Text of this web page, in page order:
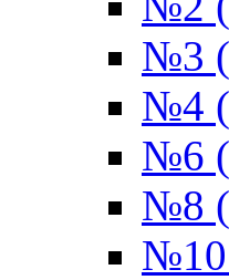
№3
№4
№6
№8
№10